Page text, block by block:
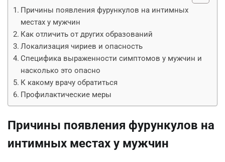
Причины появления фурункулов на интимных
местах у мужчин
Как отличить от других образований
Локализация чириев и опасность
Специфика выраженности симптомов у мужчин и
насколько это опасно
К какому врачу обратиться
Профилактические меры
Причины появления фурункулов на
интимных местах у мужчин